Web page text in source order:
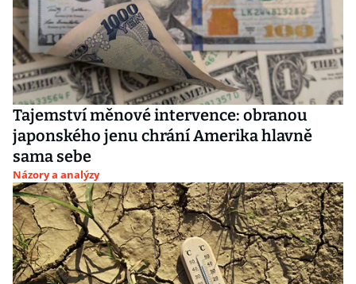
Tajemství měnové intervence: obranou
japonského jenu chrání Amerika hlavně
sama sebe
Názory a analýzy